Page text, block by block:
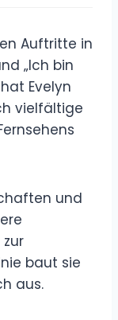
Auftritte in
„Ich bin
Evelyn
vielfältige
und
baut sie
aus.